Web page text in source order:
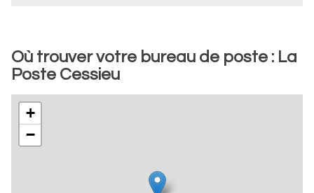
Où trouver votre bureau de poste : La
Poste Cessieu
+
−